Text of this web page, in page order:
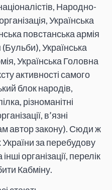
Народно-
Українська
повстанська армія
Українська
Українська Головна
активності самого
блок народів,
різноманітні
в’язні
автор закону). Сюди ж
за перебудову
організації, перелік
Кабміну.